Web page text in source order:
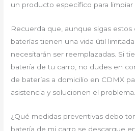
un producto específico para limpiar
Recuerda que, aunque sigas estos
baterías tienen una vida útil
necesitarán ser reemplazadas. Si
batería de tu carro, no dudes en
de baterías a domicilio en CDMX
asistencia y solucionen el problema.
¿Qué medidas preventivas debo
batería de mi carro se descargue